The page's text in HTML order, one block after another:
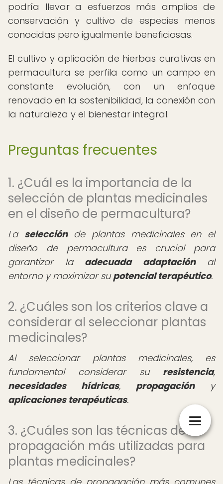
podría llevar a esfuerzos más amplios de
conservación y cultivo de especies menos
conocidas pero igualmente beneficiosas.
El cultivo y aplicación de hierbas curativas en
permacultura se perfila como un campo en
constante evolución, con un enfoque
renovado en la sostenibilidad, la conexión con
la naturaleza y el bienestar integral.
Preguntas frecuentes
1. ¿Cuál es la importancia de la
selección de plantas medicinales
en el diseño de permacultura?
La selecciónde plantas medicinales en el
diseño de permacultura es crucial para
garantizar la adecuada adaptaciónal
entorno y maximizar supotencial terapéutico.
2. ¿Cuáles son los criterios clave a
considerar al seleccionar plantas
medicinales?
Al seleccionar plantas medicinales, es
fundamental considerar su resistencia,
necesidades hídricas, propagacióny
aplicaciones terapéuticas.
3. ¿Cuáles son las técnicas de
propagación más utilizadas para
plantas medicinales?